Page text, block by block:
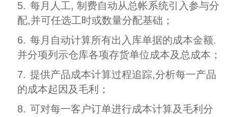
5. 每月人工, 制费自动从总帐系统引入参与分
配,并可任选工时或数量分配基础；
6. 每月自动计算所有出入库单据的成本金额.
并分项列示仓库各项存货单位成本及总成本；
7. 提供产品成本计算过程追踪,分析每一产品
的成本起因及毛利；
8. 可对每一客户订单进行成本计算及毛利分